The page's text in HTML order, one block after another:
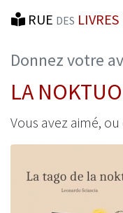
RUE DES LIVRES
Donnez votre
LA NOKTUO
Vous avez aimé,